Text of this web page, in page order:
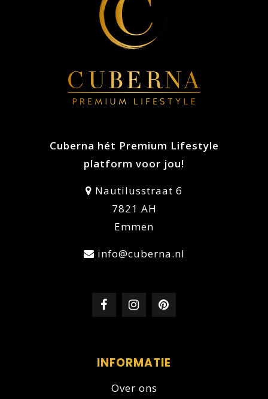
Cuberna hét Premium Lifestyle
platform voor jou!
Nautilusstraat 6
7821 AH
Emmen
info@cuberna.nl
INFORMATIE
Over ons